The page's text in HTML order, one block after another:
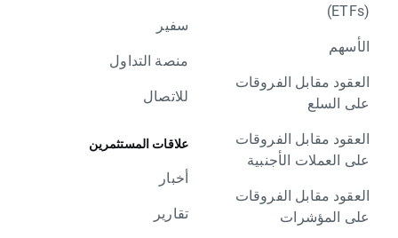
(ETFs)
الأسهم
العقود مقابل الفروقات
على السلع
العقود مقابل الفروقات
على العملات الأجنبية
العقود مقابل الفروقات
على المؤشرات
سفير
منصة التداول
للاتصال
علاقات المستثمرين
أخبار
تقارير